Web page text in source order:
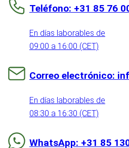
Teléfono: +31 85 76
En días laborables de
09:00 a 16:00 (CET)
Correo electrónico:
En días laborables de
08:30 a 16:30 (CET)
WhatsApp: +31 85